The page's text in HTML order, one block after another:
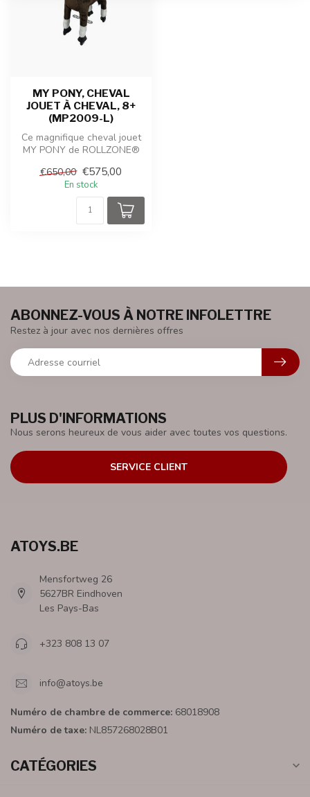
MY PONY, CHEVAL
JOUET À CHEVAL, 8+
(MP2009-L)
Ce magnifique cheval jouet
MY PONY de ROLLZONE®
un mou...
€650,00 €575,00
En stock
PLUS D'INFORMATIONS
Nous serons heureux de vous aider avec toutes vos questions.
SERVICE CLIENT
ABONNEZ-VOUS À NOTRE INFOLETTRE
Restez à jour avec nos dernières offres
ATOYS.BE
Mensfortweg 26
5627BR Eindhoven
Les Pays-Bas
+323 808 13 07
info@atoys.be
Numéro de chambre de commerce: 68018908
Numéro de taxe: NL857268028B01
CATÉGORIES